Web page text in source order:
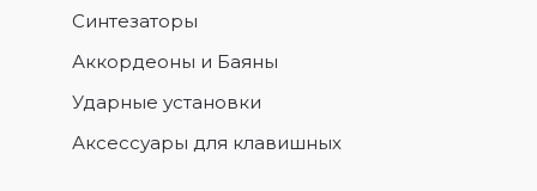
Синтезаторы
Аккордеоны и Баяны
Ударные установки
Аксессуары для клавишных